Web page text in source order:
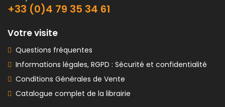
+33 (0)4 79 35 34 61
Votre visite
Questions fréquentes
Informations légales, RGPD : Sécurité et confidentialité
Conditions Générales de Vente
Catalogue complet de la librairie